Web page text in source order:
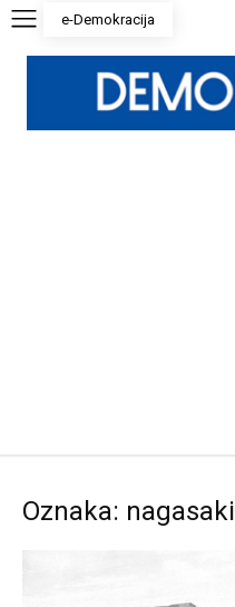
e-Demokracija
Oznaka: nagasaki